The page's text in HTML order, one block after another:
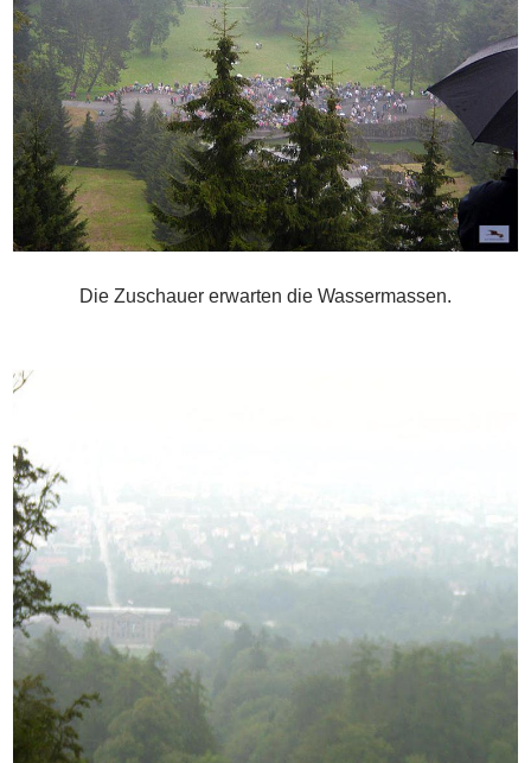
Die Zuschauer erwarten die Wassermassen.